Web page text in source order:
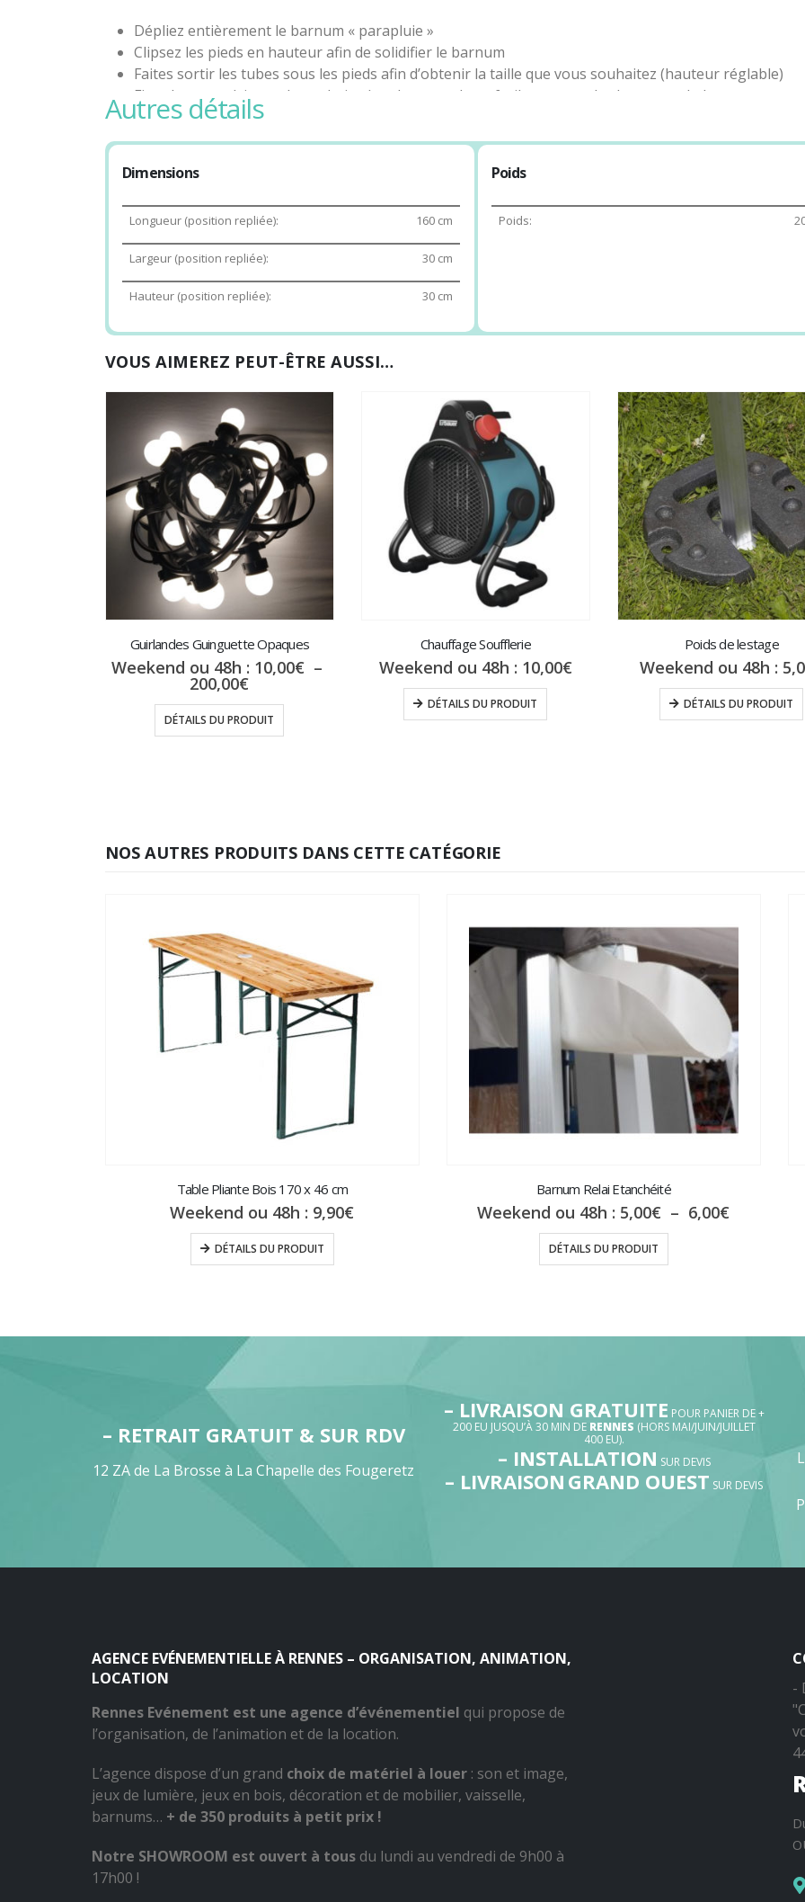
Dépliez entièrement le barnum « parapluie »
Clipsez les pieds en hauteur afin de solidifier le barnum
Faites sortir les tubes sous les pieds afin d’obtenir la taille que vous souhaitez (hauteur réglable)
Fixez les murs (si vous le souhaitez) en les scratchant facilement sur les hauteurs du barnum
Ajoutez des poids de lestage de manière à sécuriser la structure
Attention ! Ces barnums de loisirs doivent être repliés en cas de vent supérieur à 40 km/h ou en
d’alerte météo.
Pourquoi mettre un chapiteau d’extérieur pliable ?
Lors de tout événement, la location d’une tonnelle s’avère importante, que cela soit pour offrir une
contre lesoleilou pour abriter vos convives en cas de
Combien de personnes sous une tonnelle de réception 3 x 3 m ?
Afin de choisir le bon barnum pour votre événement, il faudra prendre en compte avant tout le
d’invité à abriter. D’une capacité d’utilisation de 9m²cette tente de réception pourra accueillir environ
personnes debout ,9 personnes assisses à mangerou encore 12 personnes assises. Si vous
accueillir plus d’invités sous un barnum, vous pouvez
louer plusieurs barnumsou découvrir les autres
dimensions disponibles :barnum 3×4.5m barnum 3x6m
autres détails
Dimensions
Longueur (position repliée): 160 cm
Largeur (position repliée): 30 cm
Hauteur (position repliée): 30 cm
Poids
Poids:
VOUS AIMEREZ PEUT-ÊTRE AUSSI…
Guirlandes Guinguette Opaques
Weekend ou 48h : 10,00€ –
200,00€Plage
de
prix :
10,00€
DÉTAILS DU PRODUIT
Chauffage Soufflerie
Weekend ou 48h : 10,00€
DÉTAILS DU PRODUIT
Poids de lestage
Weekend ou 48h :
DÉTAILS DU PRODUIT
NOS AUTRES PRODUITS DANS CETTE CATÉGORIE
Table Pliante Bois 170 x 46 cm
Weekend ou 48h : 9,90€
DÉTAILS DU PRODUIT
Barnum Relai Etanchéité
Weekend ou 48h : 5,00€ – 6,00€Plage
DÉTAILS DU PRODUIT
– RETRAIT GRATUIT & SUR RDV
12 ZA de La Brosse à La Chapelle des Fougeretz
– LIVRAISON GRATUITE POUR PANIER DE +
200 EU JUSQU’À 30 MIN DE RENNES (HORS MAI/JUIN/JUILLET
400 EU).
– INSTALLATION SUR DEVIS
– LIVRAISON GRAND OUEST SUR DEVIS
AGENCE EVÉNEMENTIELLE À RENNES – ORGANISATION, ANIMATION,
LOCATION
Rennes Evénement est une agence d’événementiel qui propose de
l’organisation, de l’animation et de la location.
L’agence dispose d’un grand choix de matériel à louer : son et image,
jeux de lumière, jeux en bois, décoration et de mobilier, vaisselle,
barnums… + de 350 produits à petit prix !
Notre SHOWROOM est ouvert à tous du lundi au vendredi de 9h00 à
17h00 !
-